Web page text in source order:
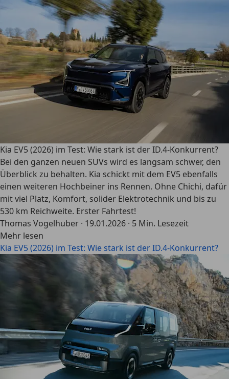
Kia EV5 (2026) im Test: Wie stark ist der ID.4-Konkurrent?
Bei den ganzen neuen SUVs wird es langsam schwer, den
Überblick zu behalten. Kia schickt mit dem EV5 ebenfalls
einen weiteren Hochbeiner ins Rennen. Ohne Chichi, dafür
mit viel Platz, Komfort, solider Elektrotechnik und bis zu
530 km Reichweite. Erster Fahrtest!
Thomas Vogelhuber · 19.01.2026 · 5 Min. Lesezeit
Mehr lesen
Kia EV5 (2026) im Test: Wie stark ist der ID.4-Konkurrent?